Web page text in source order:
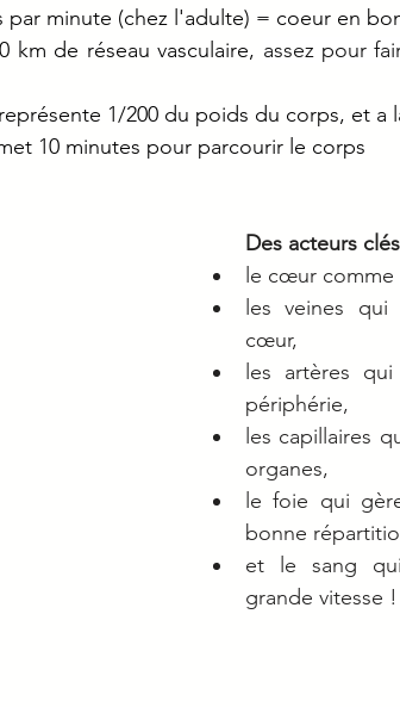
par minute (chez l'adulte) = coeur en
km de réseau vasculaire, assez pour
1/200 du poids du corps, et a
10 minutes pour parcourir le corps
Des acteurs
le cœur comme
les veines qui
cœur,
les artères
périphérie,
les capillaires
organes,
le foie qui
bonne
et le sang
grande vitesse !